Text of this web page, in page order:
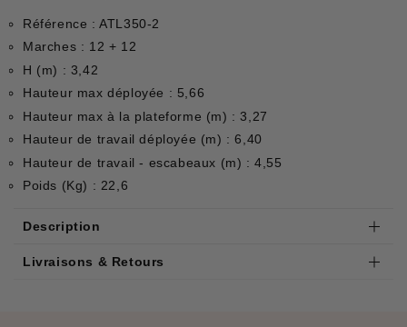
Référence : ATL350-2
Marches : 12 + 12
H (m) : 3,42
Hauteur max déployée : 5,66
Hauteur max à la plateforme (m) : 3,27
Hauteur de travail déployée (m) : 6,40
Hauteur de travail - escabeaux (m) : 4,55
Poids (Kg) : 22,6
Description
Livraisons & Retours